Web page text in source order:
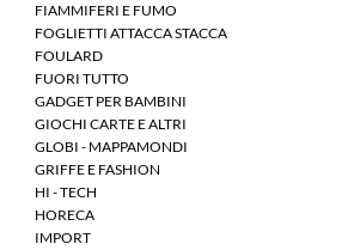
FIAMMIFERI E FUMO
FOGLIETTI ATTACCA STACCA
FOULARD
FUORI TUTTO
GADGET PER BAMBINI
GIOCHI CARTE E ALTRI
GLOBI - MAPPAMONDI
GRIFFE E FASHION
HI - TECH
HORECA
IMPORT